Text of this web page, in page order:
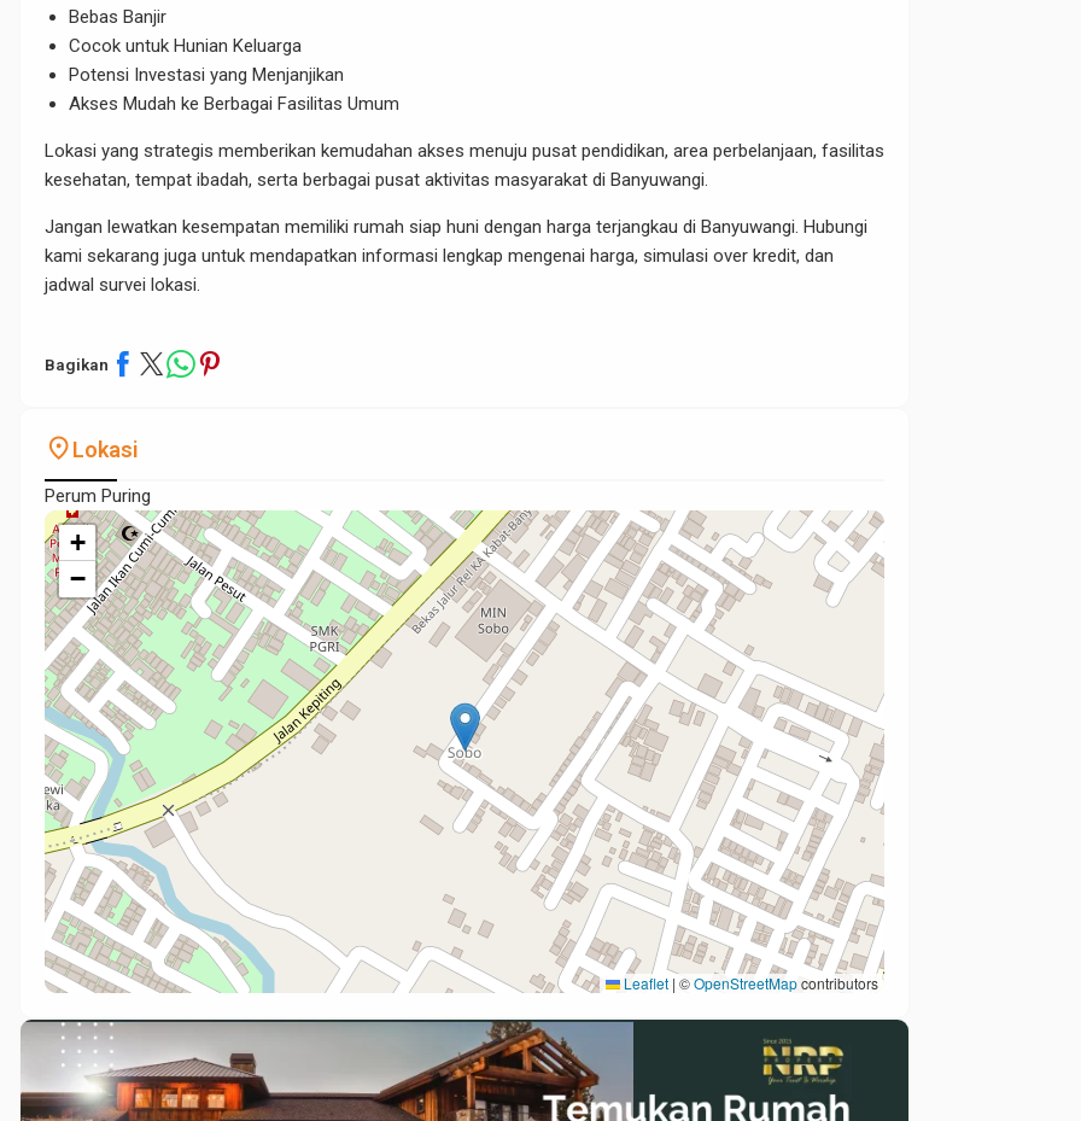
Bebas Banjir
Cocok untuk Hunian Keluarga
Potensi Investasi yang Menjanjikan
Akses Mudah ke Berbagai Fasilitas Umum
Lokasi yang strategis memberikan kemudahan akses menuju pusat pendidikan, area perbelanjaan, fasilitas
kesehatan, tempat ibadah, serta berbagai pusat aktivitas masyarakat di Banyuwangi.
Jangan lewatkan kesempatan memiliki rumah siap huni dengan harga terjangkau di Banyuwangi. Hubungi
kami sekarang juga untuk mendapatkan informasi lengkap mengenai harga, simulasi over kredit, dan
jadwal survei lokasi.
Bagikan
placeLokasi
Perum Puring
+
−
Leaflet | ©OpenStreetMapcontributors